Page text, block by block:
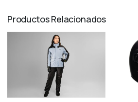
Productos Relacionados